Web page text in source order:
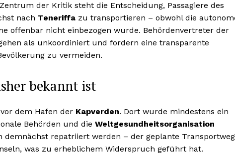
der Kritik steht die Entscheidung, Passagiere des
nach Teneriffa zu transportieren – obwohl die
offenbar nicht einbezogen wurde. Behördenvertreter der
als unkoordiniert und fordern eine transparente
zu vermeiden.
bekannt ist
dem Hafen der Kapverden. Dort wurde mindestens ein
Behörden und die Weltgesundheitsorganisation
demnächst repatriiert werden – der geplante Transportweg
was zu erheblichem Widerspruch geführt hat.